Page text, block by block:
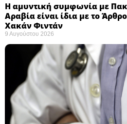
Η αμυντική συμφωνία με
Αραβία είναι ίδια με το
Χακάν Φιντάν ​
9 Αυγούστου 2026